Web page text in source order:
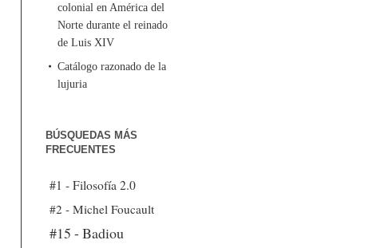
colonial en América del
Norte durante el reinado
de Luis XIV
Catálogo razonado de la
lujuria
BÚSQUEDAS MÁS
FRECUENTES
#1 - Filosofía 2.0
#2 - Michel Foucault
#15 - Badiou